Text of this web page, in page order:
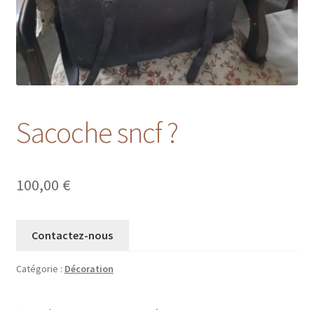
Sacoche sncf ?
100,00 €
Contactez-nous
Catégorie : Décoration